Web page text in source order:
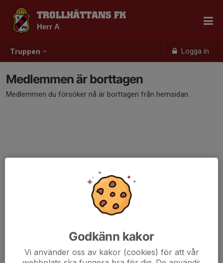
Truppen Logga in
TROLLHÄTTANS FK
Herr A
Medlemmen är borttagen
Medlemmen du försöker nå är borttagen från hemsidan.
Godkänn kakor
Vi använder oss av kakor (cookies) för att vår